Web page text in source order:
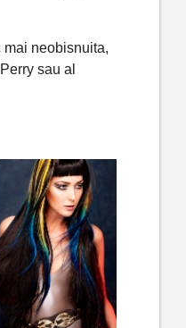
mai neobisnuita,
sau al